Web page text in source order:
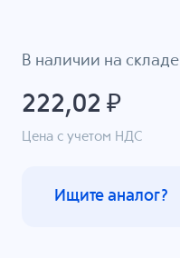
В наличии на складе
222,02 ₽
Цена с учетом НДС
Ищите аналог?